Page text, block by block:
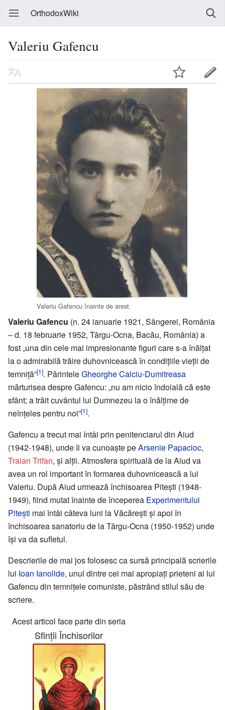
OrthodoxWiki
Valeriu Gafencu
Valeriu Gafencu înainte de arest.
Valeriu Gafencu (n. 24 ianuarie 1921, Sângerei, România
– d. 18 februarie 1952, Târgu-Ocna, Bacău, România) a
fost „una din cele mai impresionante figuri care s-a înălțat
la o admirabilă trăire duhovnicească în condiţiile vieții de
temniță”[1]. PărinteleGheorghe Calciu-Dumitreasa
mărturisea despre Gafencu: „nu am nicio îndoială că este
sfânt; a trăit cuvântul lui Dumnezeu la o înălțime de
neînțeles pentru noi”[1].
Gafencu a trecut mai întâi prin penitenciarul din Aiud
(1942-1948), unde îi va cunoaște peArsenie Papacioc,
Traian Trifan, și alții. Atmosfera spirituală de la Aiud va
avea un rol important în formarea duhovnicească a lui
Valeriu. După Aiud urmează închisoarea Pitești (1948-
1949), fiind mutat înainte de începerea Experimentului
Pitești mai întâi câteva luni la Văcărești și apoi în
închisoarea sanatoriu de la Târgu-Ocna (1950-1952) unde
își va da sufletul.
Descrierile de mai jos folosesc ca sursă principală scrierile
lui Ioan Ianolide, unul dintre cei mai apropiați prieteni ai lui
Gafencu din temnițele comuniste, păstrând stilul său de
scriere.
Acest articol face parte din seria
Sfinții Închisorilor